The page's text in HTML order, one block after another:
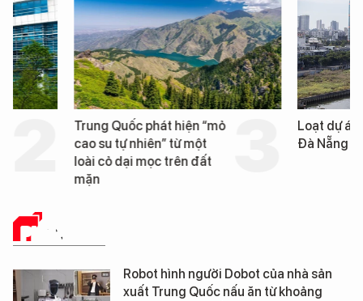
Trung Quốc phát hiện “mỏ
cao su tự nhiên” từ một
loài cỏ dại mọc trên đất
Loạt dự án bất động
Đà Nẵng sắp bị kiểm
PHÂN TÍCH
Robot hình người Dobot của nhà sản
xuất Trung Quốc nấu ăn từ khoảng